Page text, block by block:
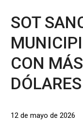
SOT
CON
DÓLARES
12 de mayo de 2026